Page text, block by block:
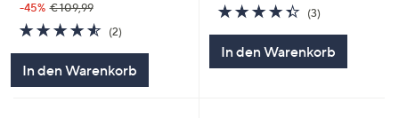
-45% € 109,99
4.5
von
(2)2
In den Warenkorb
4.3
von
(3)3
In den Warenkorb